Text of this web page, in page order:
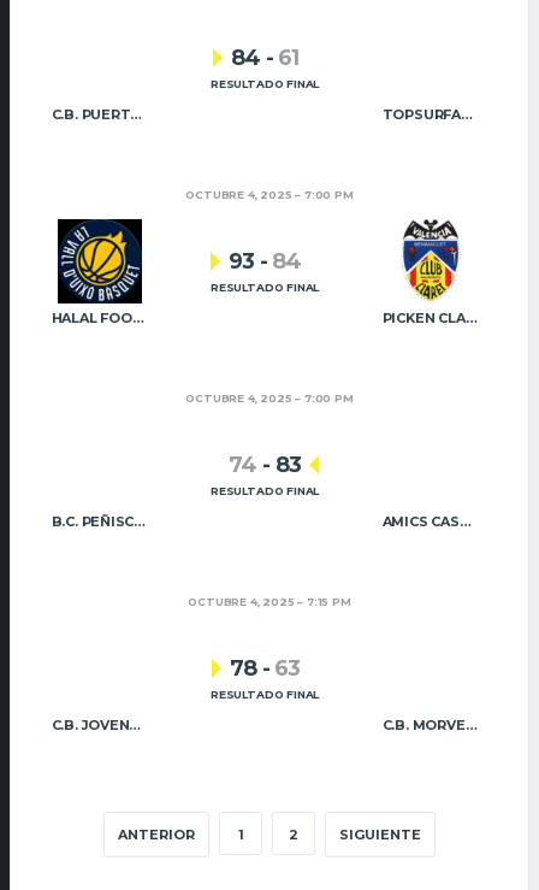
C.B. PUERTO SAGUNTO TOPSURFACE NB PATERNA
84 - 61
RESULTADO FINAL
OCTUBRE 4, 2025 7:00 PM
HALAL FOOD QUALITY UIXÓ BÀSQUET PICKEN CLARET
93 - 84
RESULTADO FINAL
OCTUBRE 4, 2025 7:00 PM
B.C. PEÑISCOLA AMICS CASTELLÓ B
74 - 83
RESULTADO FINAL
OCTUBRE 4, 2025 7:15 PM
C.B. JOVENS ALMÀSSERA C.B. MORVEDRE
78 - 63
RESULTADO FINAL
ANTERIOR 1 2 SIGUIENTE